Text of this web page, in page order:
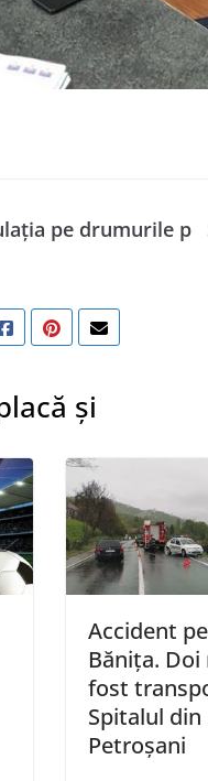
pe drumurile p
și
Accident
Bănița.
fost
Spitalul din
Petroșani